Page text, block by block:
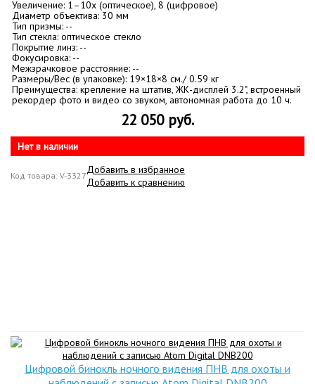
Увеличение: 1–10x (оптическое), 8 (цифровое)
Диаметр объектива: 30 мм
Тип призмы: --
Тип стекла: оптическое стекло
Покрытие линз: --
Фокусировка: --
Межзрачковое расстояние: --
Размеры/Вес (в упаковке): 19×18×8 см./ 0.59 кг
Преимущества: крепление на штатив, ЖК-дисплей 3.2", встроенный
рекордер фото и видео со звуком, автономная работа до 10 ч.
22 050 руб.
Нет в наличии
Код товара: V-3327Добавить в избранное
Добавить к сравнению
Цифровой бинокль ночного видения ПНВ для охоты и